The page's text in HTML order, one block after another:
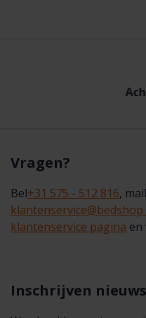
Vragen?
Bel+31 575 - 512 816,
klantenservice pagina en
Inschrijven